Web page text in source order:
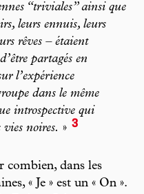
“triviales” ainsi que
leurs ennuis, leurs
rêves – étaient
partagés en
l’expérience
dans le même
introspective qui
noires. » 3
combien, dans les
« Je » est un « On ».